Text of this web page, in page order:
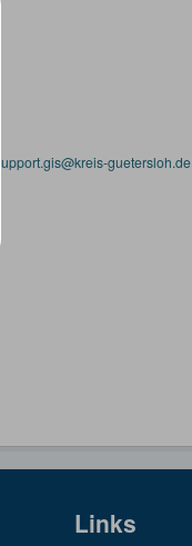
support.gis@kreis-guetersloh.de
Links